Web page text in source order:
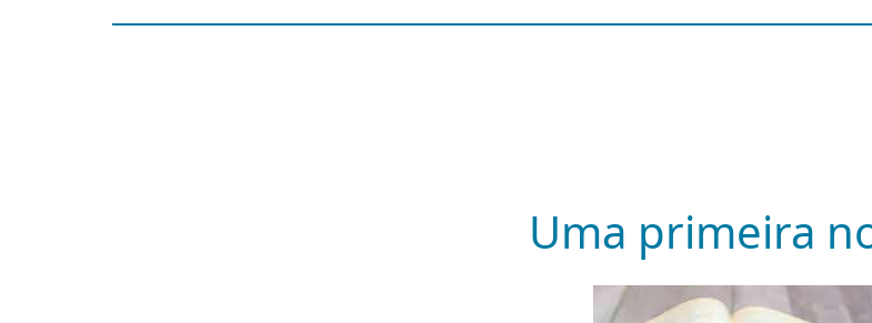
Uma primeira
Image